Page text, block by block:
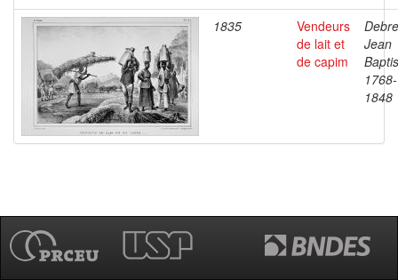
1835
Vendeurs
de lait et
de capim
Jean
1768-
1848